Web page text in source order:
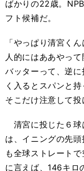
ばかりの22歳。
フト候補だ。
「やっぱり清宮く
人的にはああやっ
バッターって、逆
く入るとスパンと
そこだけ注意して投
清宮に投じた６球
は、イニングの先
も全球ストレート
に言えば、 146キロ